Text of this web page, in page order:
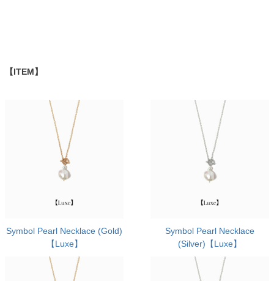
【ITEM】
Symbol Pearl Necklace (Gold)
【Luxe】
Symbol Pearl Necklace
(Silver)【Luxe】